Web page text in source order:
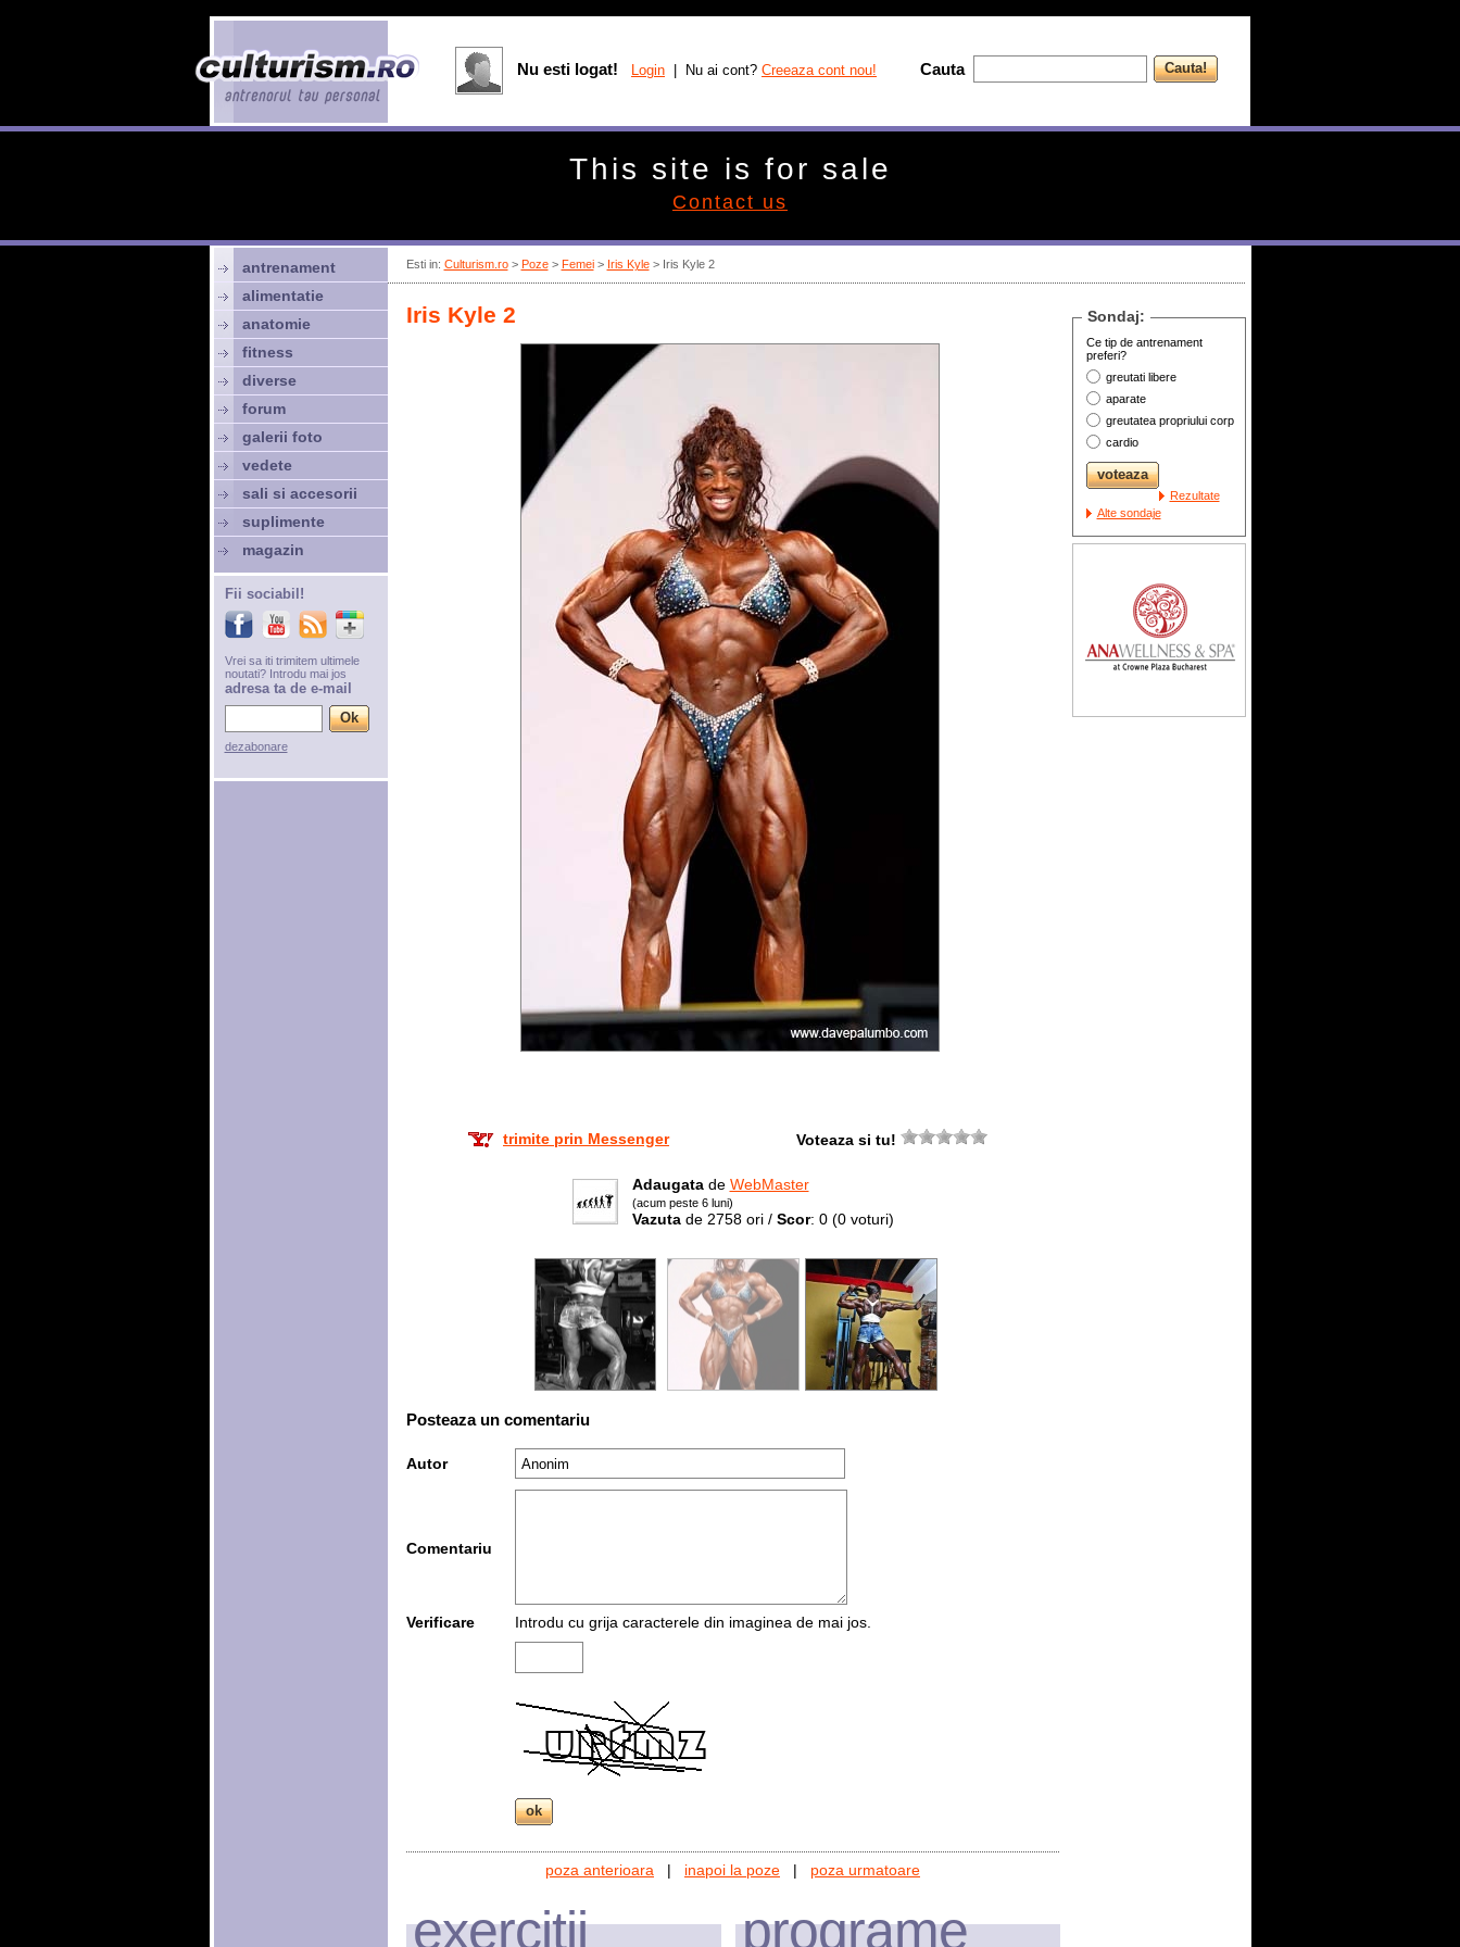
Esti in: Culturism.ro> Poze> Femei> Iris Kyle> Iris Kyle 2
Iris Kyle 2
trimite prin Messenger Voteaza si tu!
Adaugatade WebMaster
(acum peste 6 luni)
Vazutade 2758 ori / Scor: 0 (0 voturi)
Posteaza un comentariu
Autor
Comentariu
Verificare Introdu cu grija caracterele din imaginea de mai jos.
poza anterioara | inapoi la poze | poza urmatoare
Sondaj:
Ce tip de antrenament
preferi?
greutati libere
aparate
greutatea propriului corp
cardio
Rezultate
Alte sondaje
exercitii programe
antrenament
alimentatie
anatomie
fitness
diverse
forum
galerii foto
vedete
sali si accesorii
suplimente
magazin
Fii sociabil!
Vrei sa iti trimitem ultimele
noutati? Introdu mai jos
adresa ta de e-mail
dezabonare
Nu esti logat! Login | Nu ai cont? Creeaza cont nou! Cauta
This site is for sale
Contact us